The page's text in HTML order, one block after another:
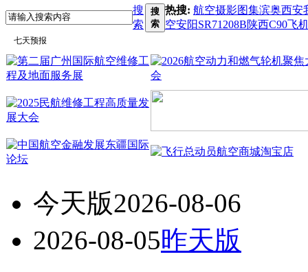
搜
索
搜
索
热搜: 航空摄影图集滨奥西安
空安阳SR71 208B陕西C90飞
今天版2026-08-06
2026-08-05昨天版